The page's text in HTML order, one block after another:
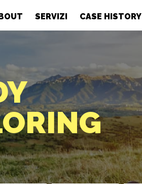
SERVIZI CASE HISTORY